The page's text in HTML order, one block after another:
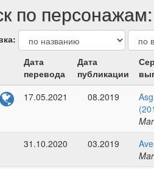
по
Дата
перевода
Дата
публикации
17.05.2021
08.2019
31.10.2020
03.2019